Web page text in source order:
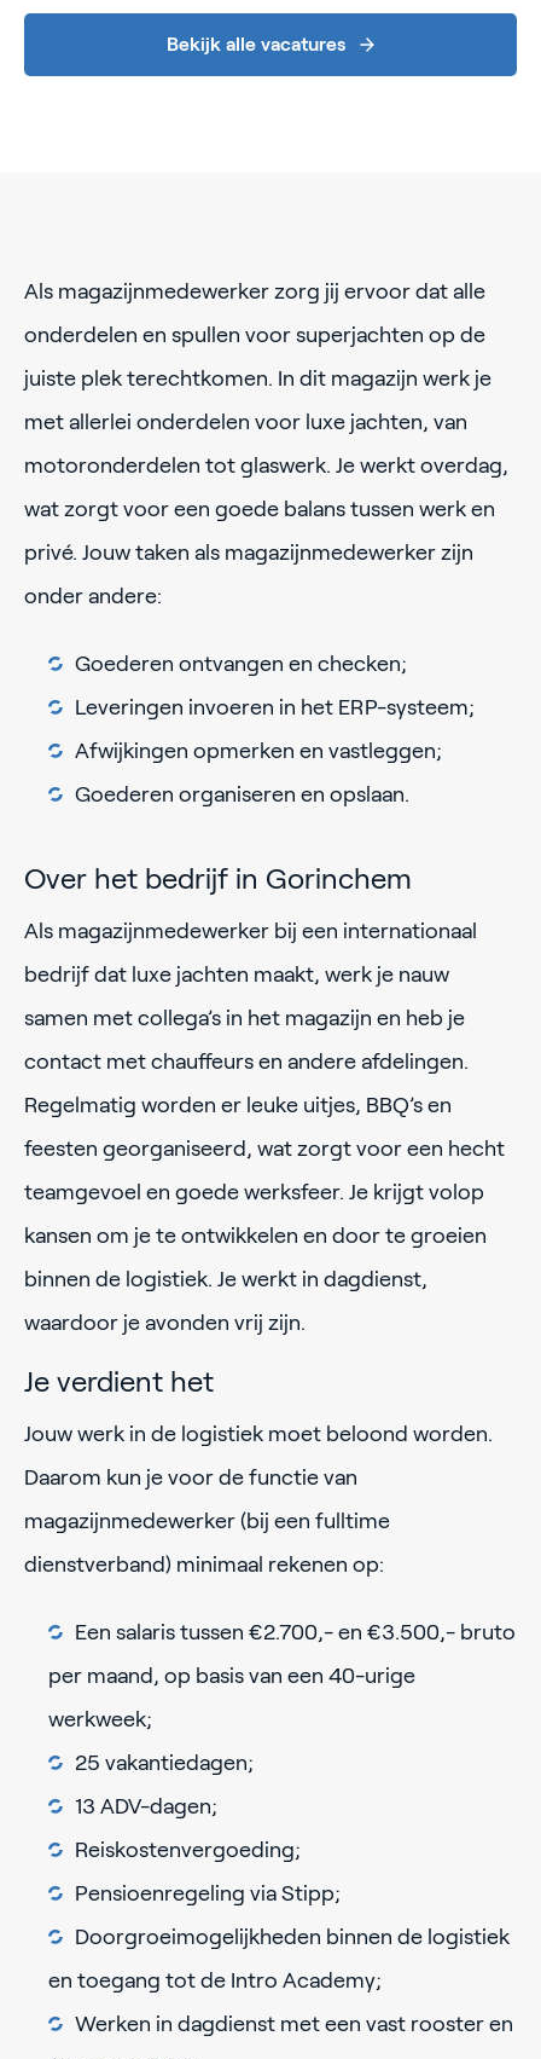
Bekijk alle vacatures
Als magazijnmedewerker zorg jij ervoor dat alle
onderdelen en spullen voor superjachten op de
juiste plek terechtkomen. In dit magazijn werk je
met allerlei onderdelen voor luxe jachten, van
motoronderdelen tot glaswerk. Je werkt overdag,
wat zorgt voor een goede balans tussen werk en
privé. Jouw taken als magazijnmedewerker zijn
onder andere:
Goederen ontvangen en checken;
Leveringen invoeren in het ERP-systeem;
Afwijkingen opmerken en vastleggen;
Goederen organiseren en opslaan.
Over het bedrijf in Gorinchem
Als magazijnmedewerker bij een internationaal
bedrijf dat luxe jachten maakt, werk je nauw
samen met collega’s in het magazijn en heb je
contact met chauffeurs en andere afdelingen.
Regelmatig worden er leuke uitjes, BBQ’s en
feesten georganiseerd, wat zorgt voor een hecht
teamgevoel en goede werksfeer. Je krijgt volop
kansen om je te ontwikkelen en door te groeien
binnen de logistiek. Je werkt in dagdienst,
waardoor je avonden vrij zijn.
Je verdient het
Jouw werk in de logistiek moet beloond worden.
Daarom kun je voor de functie van
magazijnmedewerker (bij een fulltime
dienstverband) minimaal rekenen op:
Een salaris tussen €2.700,- en €3.500,- bruto
per maand, op basis van een 40-urige
werkweek;
25 vakantiedagen;
13 ADV-dagen;
Reiskostenvergoeding;
Pensioenregeling via Stipp;
Doorgroeimogelijkheden binnen de logistiek
en toegang tot de Intro Academy;
Werken in dagdienst met een vast rooster en